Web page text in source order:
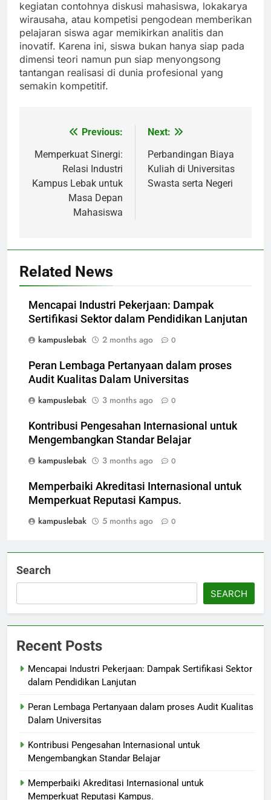
kegiatan contohnya diskusi mahasiswa, lokakarya
wirausaha, atau kompetisi pengodean memberikan
pelajaran siswa agar memikirkan analitis dan
inovatif. Karena ini, siswa bukan hanya siap pada
dimensi teori namun pun siap menyongsong
tantangan realisasi di dunia profesional yang
semakin kompetitif.
navigation
Previous:
Memperkuat Sinergi:
Relasi Industri
Kampus Lebak untuk
Masa Depan
Mahasiswa
Next:
Perbandingan Biaya
Kuliah di Universitas
Swasta serta Negeri
Related News
Mencapai Industri Pekerjaan: Dampak
Sertifikasi Sektor dalam Pendidikan Lanjutan
kampuslebak
2 months ago 0
Peran Lembaga Pertanyaan dalam proses
Audit Kualitas Dalam Universitas
kampuslebak
3 months ago 0
Kontribusi Pengesahan Internasional untuk
Mengembangkan Standar Belajar
kampuslebak
3 months ago 0
Memperbaiki Akreditasi Internasional untuk
Memperkuat Reputasi Kampus.
kampuslebak
5 months ago 0
Search
SEARCH
Recent Posts
Mencapai Industri Pekerjaan: Dampak Sertifikasi Sektor
dalam Pendidikan Lanjutan
Peran Lembaga Pertanyaan dalam proses Audit Kualitas
Dalam Universitas
Kontribusi Pengesahan Internasional untuk
Mengembangkan Standar Belajar
Memperbaiki Akreditasi Internasional untuk
Memperkuat Reputasi Kampus.